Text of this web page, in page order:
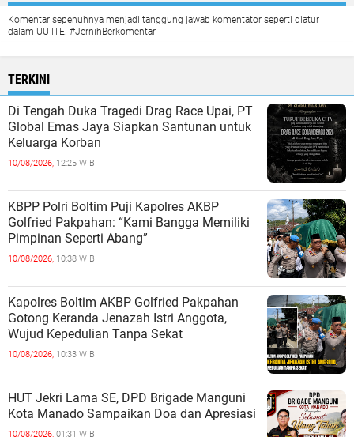
Komentar sepenuhnya menjadi tanggung jawab komentator seperti diatur
dalam UU ITE. #JernihBerkomentar
TERKINI
Di Tengah Duka Tragedi Drag Race Upai, PT
Global Emas Jaya Siapkan Santunan untuk
Keluarga Korban
10/08/2026, 12:25 WIB
KBPP Polri Boltim Puji Kapolres AKBP
Golfried Pakpahan: “Kami Bangga Memiliki
Pimpinan Seperti Abang”
10/08/2026, 10:38 WIB
Kapolres Boltim AKBP Golfried Pakpahan
Gotong Keranda Jenazah Istri Anggota,
Wujud Kepedulian Tanpa Sekat
10/08/2026, 10:33 WIB
HUT Jekri Lama SE, DPD Brigade Manguni
Kota Manado Sampaikan Doa dan Apresiasi
10/08/2026, 01:31 WIB